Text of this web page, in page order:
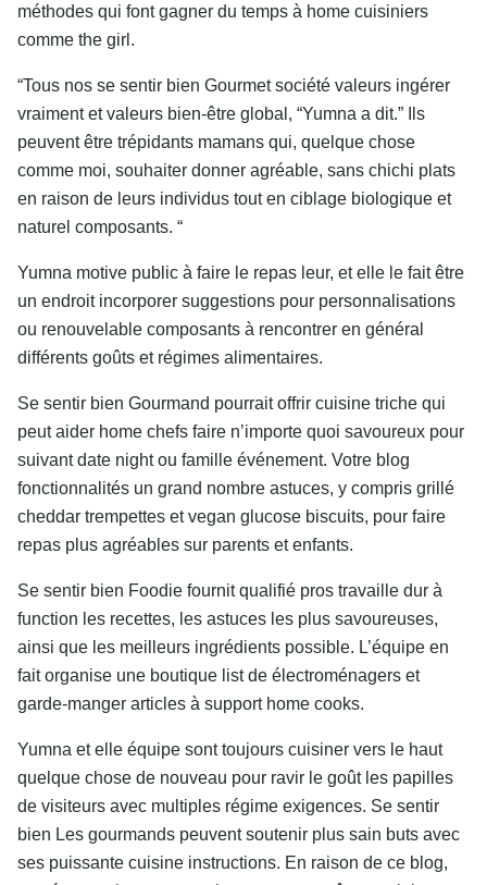
méthodes qui font gagner du temps à home cuisiniers
comme the girl.
“Tous nos se sentir bien Gourmet société valeurs ingérer
vraiment et valeurs bien-être global, “Yumna a dit.” Ils
peuvent être trépidants mamans qui, quelque chose
comme moi, souhaiter donner agréable, sans chichi plats
en raison de leurs individus tout en ciblage biologique et
naturel composants. “
Yumna motive public à faire le repas leur, et elle le fait être
un endroit incorporer suggestions pour personnalisations
ou renouvelable composants à rencontrer en général
différents goûts et régimes alimentaires.
Se sentir bien Gourmand pourrait offrir cuisine triche qui
peut aider home chefs faire n’importe quoi savoureux pour
suivant date night ou famille événement. Votre blog
fonctionnalités un grand nombre astuces, y compris grillé
cheddar trempettes et vegan glucose biscuits, pour faire
repas plus agréables sur parents et enfants.
Se sentir bien Foodie fournit qualifié pros travaille dur à
function les recettes, les astuces les plus savoureuses,
ainsi que les meilleurs ingrédients possible. L’équipe en
fait organise une boutique list de électroménagers et
garde-manger articles à support home cooks.
Yumna et elle équipe sont toujours cuisiner vers le haut
quelque chose de nouveau pour ravir le goût les papilles
de visiteurs avec multiples régime exigences. Se sentir
bien Les gourmands peuvent soutenir plus sain buts avec
ses puissante cuisine instructions. En raison de ce blog,